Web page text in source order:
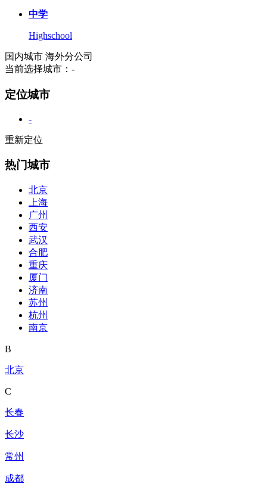
中学
Highschool
国内城市 海外分公司
当前选择城市： -
定位城市
-
重新定位
热门城市
北京
上海
广州
西安
武汉
合肥
重庆
厦门
济南
苏州
杭州
南京
B
北京
C
长春
长沙
常州
成都